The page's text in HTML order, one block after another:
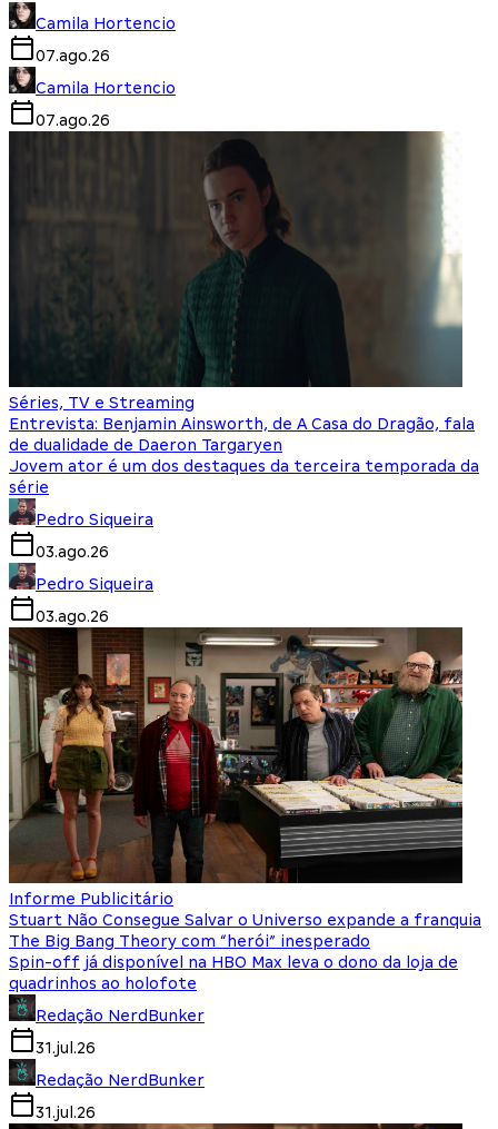
Camila Hortencio
07.ago.26
Camila Hortencio
07.ago.26
Séries, TV e Streaming
Entrevista: Benjamin Ainsworth, de A Casa do Dragão, fala
de dualidade de Daeron Targaryen
Jovem ator é um dos destaques da terceira temporada da
série
Pedro Siqueira
03.ago.26
Pedro Siqueira
03.ago.26
Informe Publicitário
Stuart Não Consegue Salvar o Universo expande a franquia
The Big Bang Theory com “herói” inesperado
Spin-off já disponível na HBO Max leva o dono da loja de
quadrinhos ao holofote
Redação NerdBunker
31.jul.26
Redação NerdBunker
31.jul.26